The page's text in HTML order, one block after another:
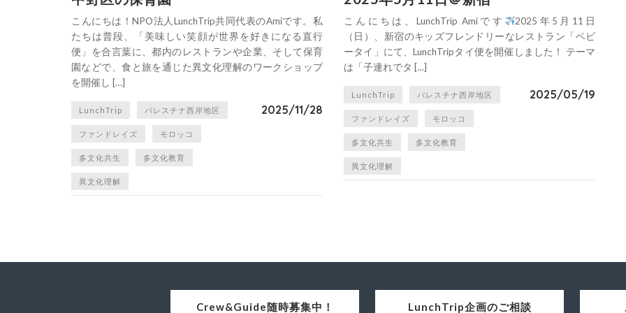
こんにちは！NPO法人LunchTrip共同代表のAmiです。私
たちは普段、「美味しい笑顔が世界を好きになる直行
便」を合言葉に、都内のレストランや企業、そして保育
園などで、食と旅を通じた異文化理解のワークショップ
を開催し […]
LunchTrip パレスチナ西岸地区
ファンドレイズ モロッコ
多文化共生 多文化教育
異文化理解
2025/11/28
こんにちは、LunchTrip Amiです
2025年5月11日
（日）、新宿のキッズフレンドリーなレストラン「ベビ
ータイ」にて、LunchTripタイ便を開催しました！ テーマ
は「子連れでタ […]
LunchTrip パレスチナ西岸地区
ファンドレイズ モロッコ
多文化共生 多文化教育
異文化理解
2025/05/19
Crew&Guide随時募集中！ LunchTrip企画のご相談